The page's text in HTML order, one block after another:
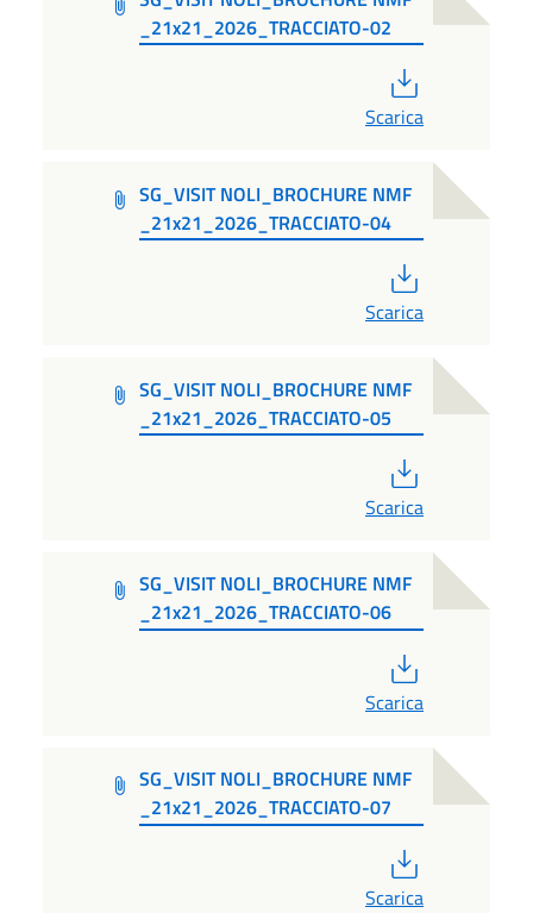
_21x21_2026_TRACCIATO-02
Scarica
SG_VISIT NOLI_BROCHURE NMF
_21x21_2026_TRACCIATO-04
Scarica
SG_VISIT NOLI_BROCHURE NMF
_21x21_2026_TRACCIATO-05
Scarica
SG_VISIT NOLI_BROCHURE NMF
_21x21_2026_TRACCIATO-06
Scarica
SG_VISIT NOLI_BROCHURE NMF
_21x21_2026_TRACCIATO-07
Scarica